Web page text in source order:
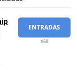
ENTRADAS
$68